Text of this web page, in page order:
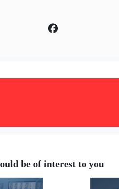
be of interest to you
3739-